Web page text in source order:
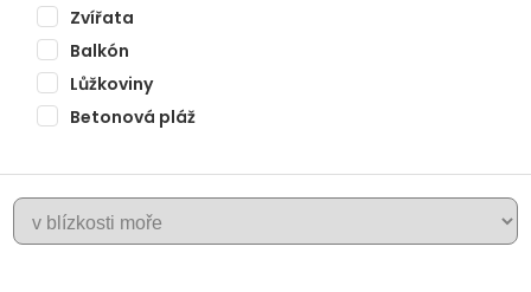
Zvířata
Balkón
Lůžkoviny
Betonová pláž